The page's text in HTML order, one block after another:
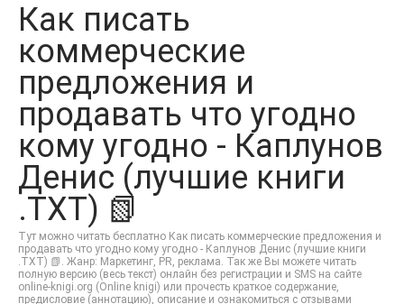
ЗАКЛАДКИ
Как писать
коммерческие
предложения и
продавать что угодно
кому угодно - Каплунов
Денис (лучшие книги
.TXT) 📗
Тут можно читать бесплатно Как писать коммерческие предложения и
продавать что угодно кому угодно - Каплунов Денис (лучшие книги
.TXT) 📗. Жанр: Маркетинг, PR, реклама. Так же Вы можете читать
полную версию (весь текст) онлайн без регистрации и SMS на сайте
online-knigi.org (Online knigi) или прочесть краткое содержание,
предисловие (аннотацию), описание и ознакомиться с отзывами